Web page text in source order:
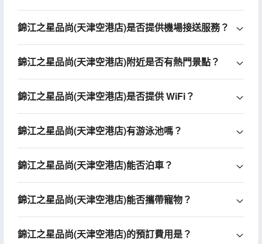
錦江之星品尚(天津空港店)是否提供機場接送服務？
錦江之星品尚(天津空港店)附近是否有熱門景點？
錦江之星品尚(天津空港店)是否提供 WiFi？
錦江之星品尚(天津空港店)有游泳池嗎？
錦江之星品尚(天津空港店)能否泊車？
錦江之星品尚(天津空港店)能否攜帶寵物？
錦江之星品尚(天津空港店)的預訂費用是？